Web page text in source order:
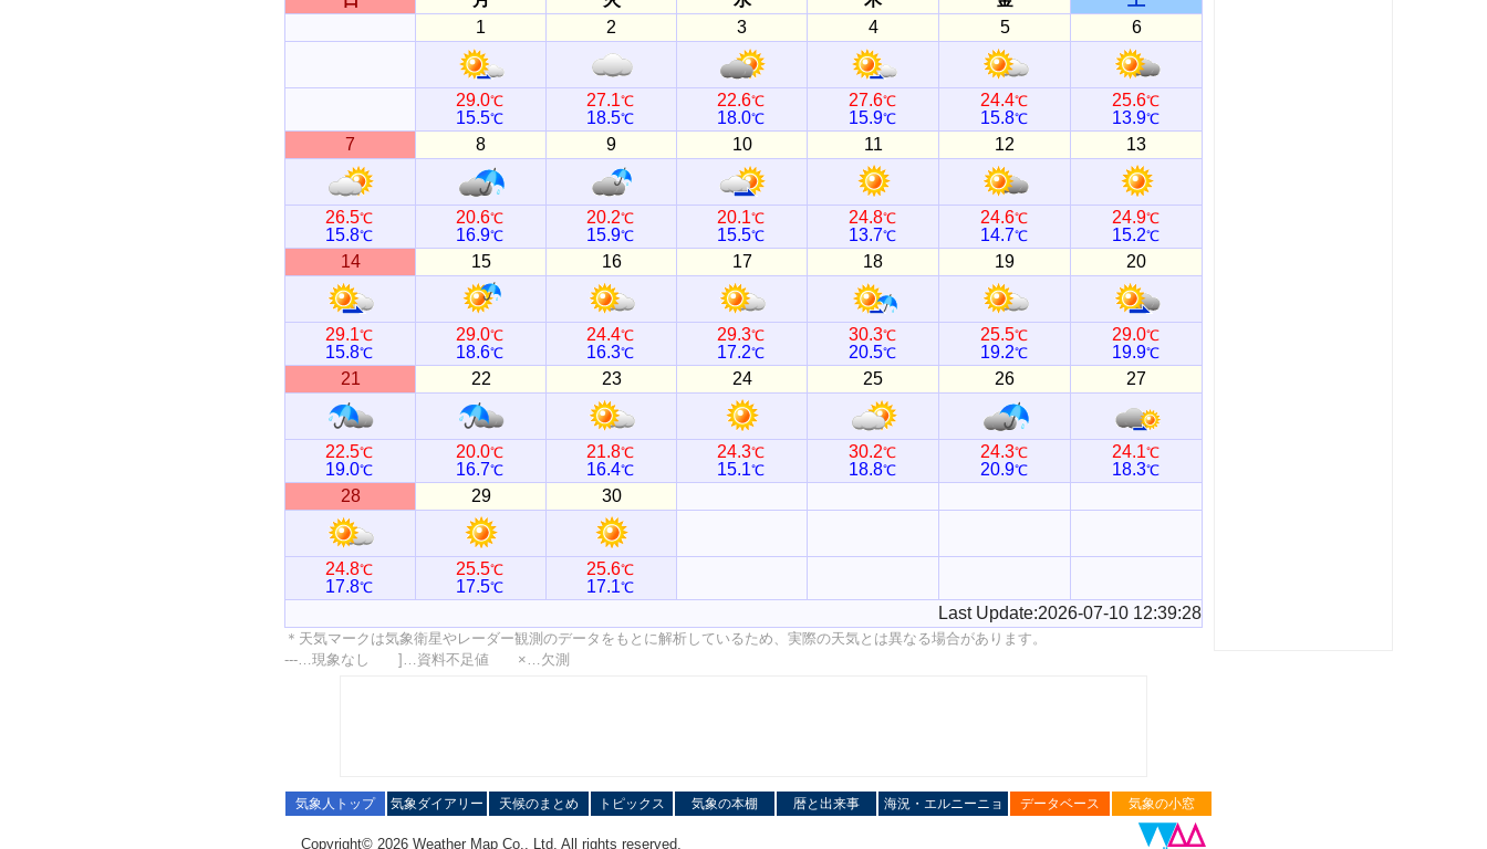
1
2 3 4 5 6
29.0℃
15.5℃
27.1℃
18.5℃
22.6℃
18.0℃
27.6℃
15.9℃
24.4℃
15.8℃
25.6℃
13.9℃
7 8 9 10 11 12 13
26.5℃
15.8℃
20.6℃
16.9℃
20.2℃
15.9℃
20.1℃
15.5℃
24.8℃
13.7℃
24.6℃
14.7℃
24.9℃
15.2℃
14 15 16 17 18 19 20
29.1℃
15.8℃
29.0℃
18.6℃
24.4℃
16.3℃
29.3℃
17.2℃
30.3℃
20.5℃
25.5℃
19.2℃
29.0℃
19.9℃
21 22 23 24 25 26 27
22.5℃
19.0℃
20.0℃
16.7℃
21.8℃
16.4℃
24.3℃
15.1℃
30.2℃
18.8℃
24.3℃
20.9℃
24.1℃
18.3℃
28 29 30
24.8℃
17.8℃
25.5℃
17.5℃
25.6℃
17.1℃
Last Update:2026-07-10 12:39:28
＊天気マークは気象衛星やレーダー観測のデータをもとに解析しているため、実際の天気とは異なる場合があります。
---…現象なし ]…資料不足値 ×…欠測
気象人トップ 気象ダイアリー 天候のまとめ トピックス 気象の本棚 暦と出来事 海況・エルニーニョ データベース 気象の小窓
Copyright© 2026 Weather Map Co., Ltd. All rights reserved.